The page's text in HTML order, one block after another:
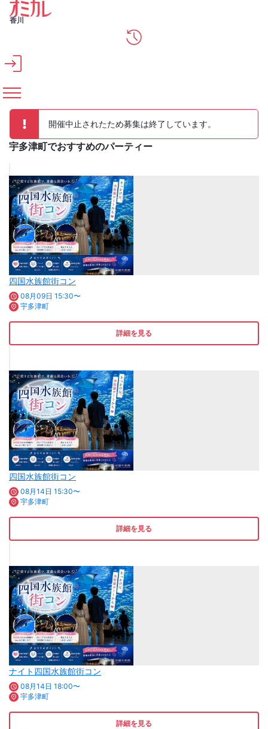
メインコンテンツへスキップ
香川
開催中止されたため募集は終了しています。
宇多津町でおすすめのパーティー
四国水族館街コン
08月09日 15:30〜
宇多津町
詳細を見る
四国水族館街コン
08月14日 15:30〜
宇多津町
詳細を見る
ナイト四国水族館街コン
08月14日 18:00〜
宇多津町
詳細を見る